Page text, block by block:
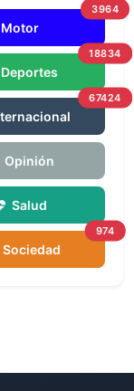
Motor
3964
Deportes
18834
67424
Opinión
Salud
Sociedad
974